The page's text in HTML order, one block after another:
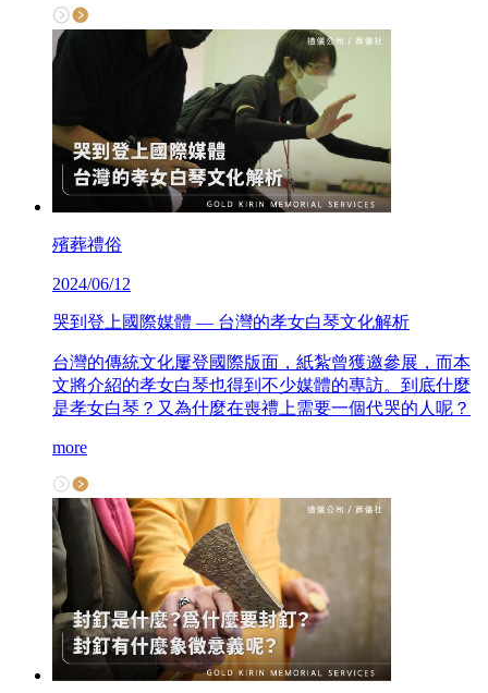
殯葬禮俗
2024/06/12
哭到登上國際媒體 — 台灣的孝女白琴文化解析
台灣的傳統文化屢登國際版面，紙紮曾獲邀參展，而本
文將介紹的孝女白琴也得到不少媒體的專訪。到底什麼
是孝女白琴？又為什麼在喪禮上需要一個代哭的人呢？
more